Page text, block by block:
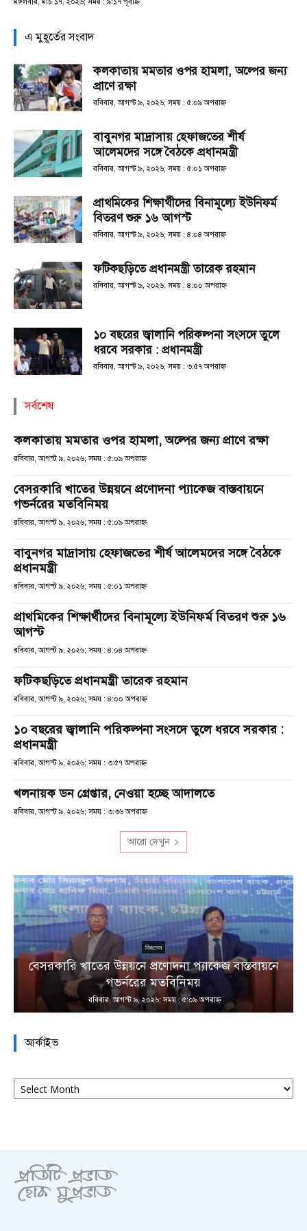
মঙ্গলবার, মার্চ ১৭, ২০২৬; সময় : ৯:১৭ পূর্বাহ্ণ
এ মুহূর্তের সংবাদ
কলকাতায় মমতার ওপর হামলা, অল্পের জন্য
প্রাণে রক্ষা
রবিবার, আগস্ট ৯, ২০২৬; সময় : ৫:০৯ অপরাহ্ণ
বাবুনগর মাদ্রাসায় হেফাজতের শীর্ষ
আলেমদের সঙ্গে বৈঠকে প্রধানমন্ত্রী
রবিবার, আগস্ট ৯, ২০২৬; সময় : ৫:০১ অপরাহ্ণ
প্রাথমিকের শিক্ষার্থীদের বিনামূল্যে ইউনিফর্ম
বিতরণ শুরু ১৬ আগস্ট
রবিবার, আগস্ট ৯, ২০২৬; সময় : ৪:০৪ অপরাহ্ণ
ফটিকছড়িতে প্রধানমন্ত্রী তারেক রহমান
রবিবার, আগস্ট ৯, ২০২৬; সময় : ৪:০০ অপরাহ্ণ
১০ বছরের জ্বালানি পরিকল্পনা সংসদে তুলে
ধরবে সরকার : প্রধানমন্ত্রী
রবিবার, আগস্ট ৯, ২০২৬; সময় : ৩:৫৭ অপরাহ্ণ
সর্বশেষ
কলকাতায় মমতার ওপর হামলা, অল্পের জন্য প্রাণে রক্ষা
রবিবার, আগস্ট ৯, ২০২৬; সময় : ৫:০৯ অপরাহ্ণ
বেসরকারি খাতের উন্নয়নে প্রণোদনা প্যাকেজ বাস্তবায়নে
গভর্নরের মতবিনিময়
রবিবার, আগস্ট ৯, ২০২৬; সময় : ৫:০৯ অপরাহ্ণ
বাবুনগর মাদ্রাসায় হেফাজতের শীর্ষ আলেমদের সঙ্গে বৈঠকে
প্রধানমন্ত্রী
রবিবার, আগস্ট ৯, ২০২৬; সময় : ৫:০১ অপরাহ্ণ
প্রাথমিকের শিক্ষার্থীদের বিনামূল্যে ইউনিফর্ম বিতরণ শুরু ১৬
আগস্ট
রবিবার, আগস্ট ৯, ২০২৬; সময় : ৪:০৪ অপরাহ্ণ
ফটিকছড়িতে প্রধানমন্ত্রী তারেক রহমান
রবিবার, আগস্ট ৯, ২০২৬; সময় : ৪:০০ অপরাহ্ণ
১০ বছরের জ্বালানি পরিকল্পনা সংসদে তুলে ধরবে সরকার :
প্রধানমন্ত্রী
রবিবার, আগস্ট ৯, ২০২৬; সময় : ৩:৫৭ অপরাহ্ণ
খলনায়ক ডন গ্রেপ্তার, নেওয়া হচ্ছে আদালতে
রবিবার, আগস্ট ৯, ২০২৬; সময় : ৩:৩৬ অপরাহ্ণ
আরো দেখুন
বিজনেস
বেসরকারি খাতের উন্নয়নে প্রণোদনা প্যাকেজ বাস্তবায়নে
গভর্নরের মতবিনিময়
রবিবার, আগস্ট ৯, ২০২৬; সময় : ৫:০৯ অপরাহ্ণ
আর্কাইভ
আর্কাইভ